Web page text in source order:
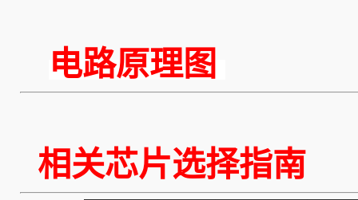
电路原理图
相关芯片选择指南